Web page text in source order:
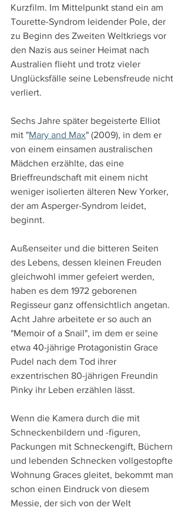
Kurzfilm. Im Mittelpunkt stand ein am
Tourette-Syndrom leidender Pole, der
zu Beginn des Zweiten Weltkriegs vor
den Nazis aus seiner Heimat nach
Australien flieht und trotz vieler
Unglücksfälle seine Lebensfreude nicht
verliert.
Sechs Jahre später begeisterte Elliot
mit "Mary and Max" (2009), in dem er
von einem einsamen australischen
Mädchen erzählte, das eine
Brieffreundschaft mit einem nicht
weniger isolierten älteren New Yorker,
der am Asperger-Syndrom leidet,
beginnt.
Außenseiter und die bitteren Seiten
des Lebens, dessen kleinen Freuden
gleichwohl immer gefeiert werden,
haben es dem 1972 geborenen
Regisseur ganz offensichtlich angetan.
Acht Jahre arbeitete er so auch an
"Memoir of a Snail", im dem er seine
etwa 40-jährige Protagonistin Grace
Pudel nach dem Tod ihrer
exzentrischen 80-jährigen Freundin
Pinky ihr Leben erzählen lässt.
Wenn die Kamera durch die mit
Schneckenbildern und -figuren,
Packungen mit Schneckengift, Büchern
und lebenden Schnecken vollgestopfte
Wohnung Graces gleitet, bekommt man
schon einen Eindruck von diesem
Messie, der sich von der Welt